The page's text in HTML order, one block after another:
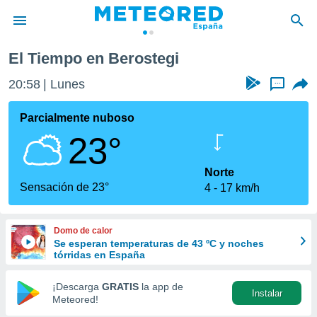
de
por
se
calidad.
a este
las
y
forma
digital
basada
El Tiempo en Berostegi
20:58 Lunes ...
Parcialmente nuboso
23°
Sensación de 23°
Norte
4
17 km/h
Domo de calor
Se esperan temperaturas de 43 ºC y noches
tórridas en España
¡Descarga GRATIS la app de
Meteored!
Instalar